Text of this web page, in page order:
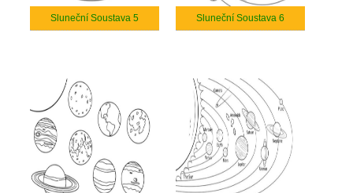
Sluneční Soustava 5 Sluneční Soustava 6